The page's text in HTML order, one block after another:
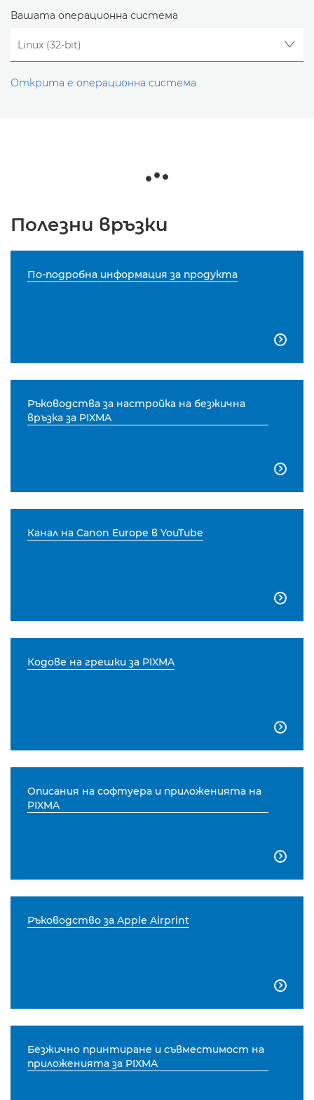
Вашата операционна система
Открита е операционна система
Полезни връзки
По-подробна информация за продукта

Ръководства за настройка на безжична
връзка за PIXMA

Канал на Canon Europe в YouTube

Кодове на грешки за PIXMA

Описания на софтуера и приложенията на
PIXMA

Ръководство за Apple Airprint

Безжично принтиране и съвместимост на
приложенията за PIXMA